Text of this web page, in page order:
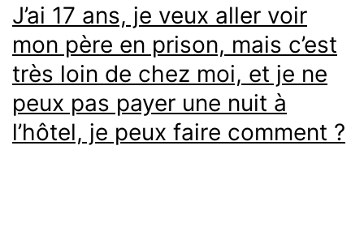
J’ai 17 ans, je veux aller voir
mon père en prison, mais c’est
très loin de chez moi, et je ne
peux pas payer une nuit à
l’hôtel, je peux faire comment ?